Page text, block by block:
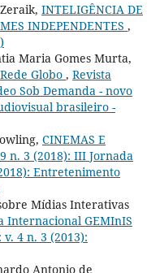
INTELIGÊNCIA DE
INDEPENDENTES ,
Maria Gomes Murta,
Globo , Revista
Sob Demanda - novo
brasileiro -
CINEMAS E
n. 3 (2018): III Jornada
Entretenimento
Mídias Interativas
Internacional GEMInIS
v. 4 n. 3 (2013):
Antonio de